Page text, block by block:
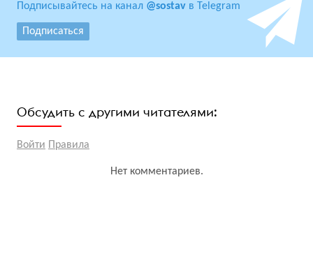
Подписывайтесь на канал @sostav в Telegram
Подписаться
Обсудить с другими читателями:
Войти Правила
Нет комментариев.